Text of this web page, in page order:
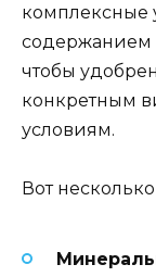
содержанием
чтобы
конкретным
условиям.
Вот